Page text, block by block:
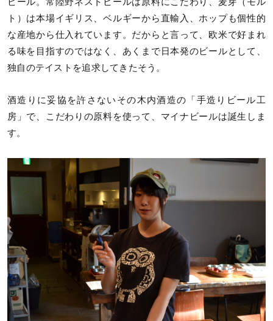
ビール。常陸野ネストビールは原料にこだわり、麦芽（モル
ト）は本場イギリス、ベルギーから直輸入、ホップも個性的
な産地から仕入れています。だからと言って、欧米で好まれ
る味を目指すのではなく、あくまで日本発のビールとして、
独自のテイストを追求してきたそう。
酒造りに妥協を許さないその木内酒造の「手造りビール工
房」で、こだわりの原料を使って、マイナビールは誕生しま
す。